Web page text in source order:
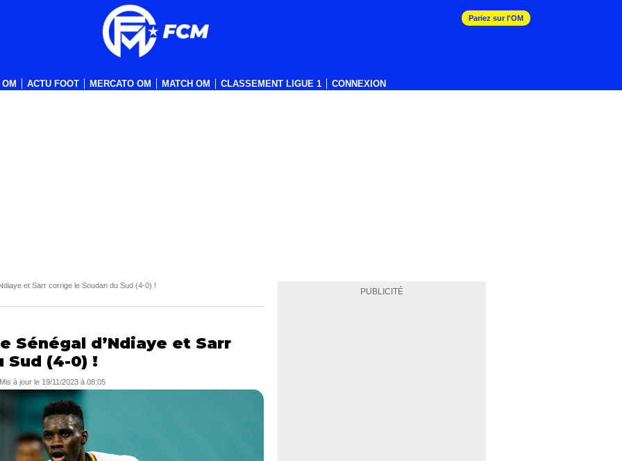
ACTU FOOT MERCATO OM MATCH OM CLASSEMENT LIGUE 1 CONNEXION
Pariez sur l'OM
PUBLICITÉ
et Sarr corrige le Soudan du Sud (4-0) !
Sénégal d’Ndiaye et Sarr
Sud (4-0) !
à jour le 19/11/2023 à 08:05